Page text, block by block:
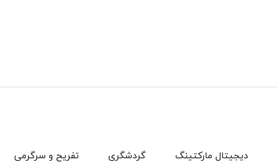
تفریح و سرگرمی گردشگری دیجیتال مارکتینگ